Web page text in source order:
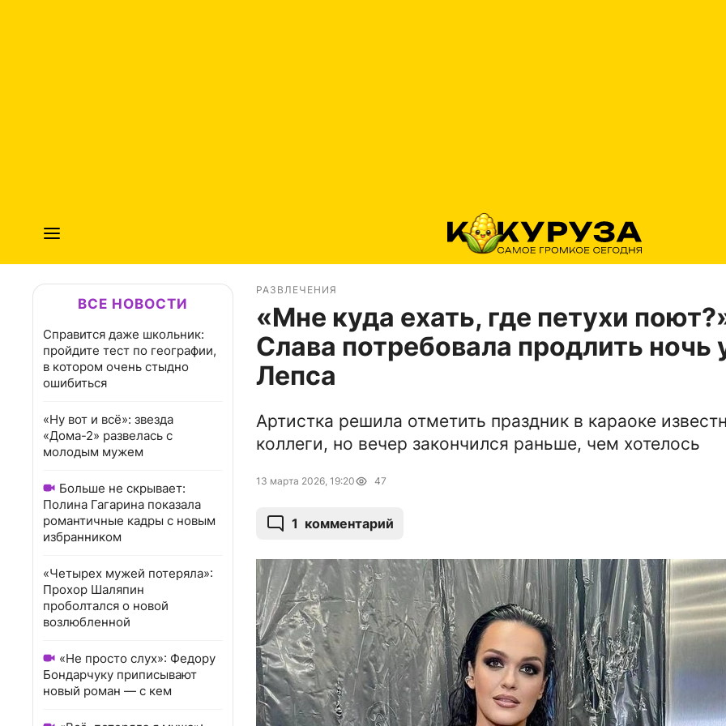
ВСЕ НОВОСТИ
Справится даже школьник:
пройдите тест по географии,
в котором очень стыдно
ошибиться
«Ну вот и всё»: звезда
«Дома-2» развелась с
молодым мужем
Больше не скрывает:
Полина Гагарина показала
романтичные кадры с новым
избранником
«Четырех мужей потеряла»:
Прохор Шаляпин
проболтался о новой
возлюбленной
«Не просто слух»: Федору
Бондарчуку приписывают
новый роман — с кем
РАЗВЛЕЧЕНИЯ
«Мне куда ехать, где петухи
Слава потребовала продлить ночь
Лепса
Артистка решила отметить праздник в караоке
коллеги, но вечер закончился раньше, чем хотелось
13 марта 2026, 19:20 47
1 комментарий